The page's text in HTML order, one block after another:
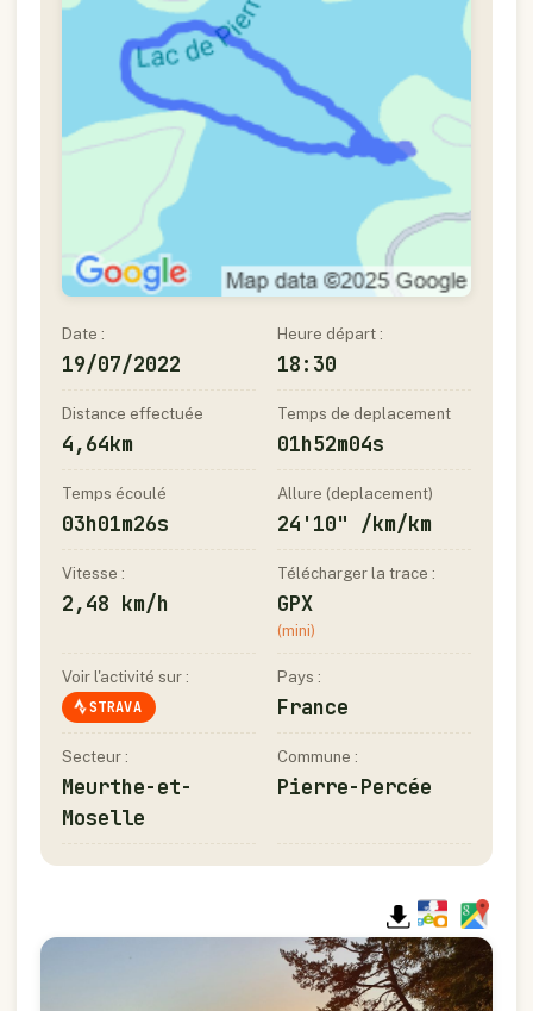
Date :
19/07/2022
Heure départ :
18:30
Distance effectuée
4,64km
Temps de deplacement
01h52m04s
Temps écoulé
03h01m26s
Allure (deplacement)
24'10" /km/km
Vitesse :
2,48 km/h
Télécharger la trace :
GPX
(mini)
Voir l'activité sur :
STRAVA
Pays :
France
Secteur :
Meurthe-et-
Moselle
Commune :
Pierre-Percée